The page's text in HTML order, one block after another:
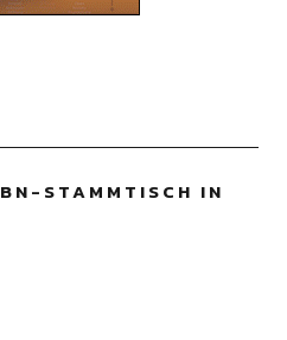
BN-STAMMTISCH IN